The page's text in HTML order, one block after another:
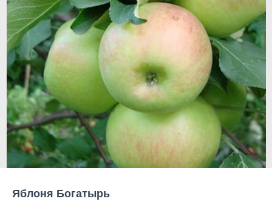
Яблоня Богатырь